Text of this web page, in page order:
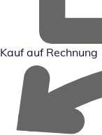
Kauf auf Rechnung